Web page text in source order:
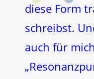
diese Form
schreibst.
auch für